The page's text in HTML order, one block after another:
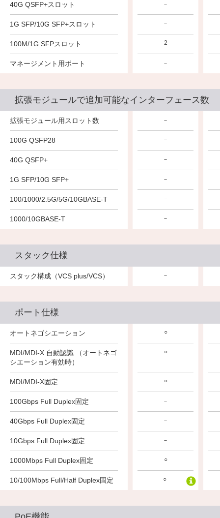
40G QSFP+スロット
1G SFP/10G SFP+スロット
100M/1G SFPスロット
マネージメント用ポート
－
－
4
－
－
－
－
2
－
拡張モジュールで追加可能なインターフェース数
拡張モジュール用スロット数
100G QSFP28
40G QSFP+
1G SFP/10G SFP+
100/1000/2.5G/5G/10GBASE-T
1000/10GBASE-T
－
－
－
－
－
－
－
－
－
－
－
－
－
－
スタック仕様
スタック構成（VCS plus/VCS）
－ － －
ポート仕様
オートネゴシエーション
MDI/MDI-X 自動認識 （オートネゴ
シエーション有効時）
MDI/MDI-X固定
100Gbps Full Duplex固定
40Gbps Full Duplex固定
10Gbps Full Duplex固定
1000Mbps Full Duplex固定
10/100Mbps Full/Half Duplex固定
○
○
○
－
－
－
○
○
○
○
○
○
○
－
－
－
○
○